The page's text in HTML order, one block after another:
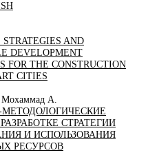
AND
DEVELOPMENT
FOR THE CONSTRUCTION
CITIES
А.
МЕТОДОЛОГИЧЕСКИЕ
СТРАТЕГИИ
И ИСПОЛЬЗОВАНИЯ
РЕСУРСОВ